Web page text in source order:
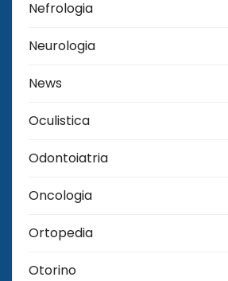
Nefrologia
Neurologia
News
Oculistica
Odontoiatria
Oncologia
Ortopedia
Otorino